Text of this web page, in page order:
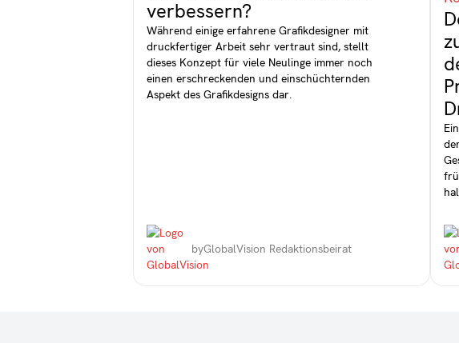
verbessern?
Während einige erfahrene Grafikdesigner mit
druckfertiger Arbeit sehr vertraut sind, stellt
dieses Konzept für viele Neulinge immer noch
einen erschreckenden und einschüchternden
Aspekt des Grafikdesigns dar.
byGlobalVision Redaktionsbeirat